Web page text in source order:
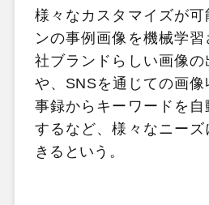
様々なカスタマイズが可
ンの事例画像を機械学
社ブランドらしい画像
や、SNSを通じての画
事録からキーワードを
するなど、様々なニー
きるという。